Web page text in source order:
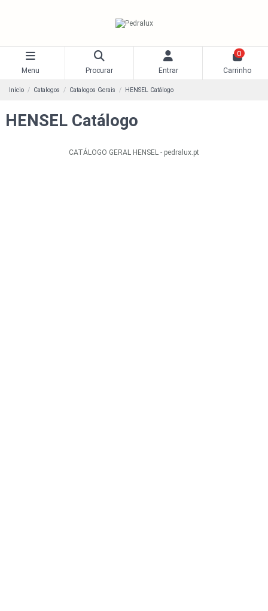
Menu Procurar Entrar
0
Carrinho
Início Catalogos Catalogos Gerais HENSEL Catálogo
HENSEL Catálogo
CATÁLOGO GERAL HENSEL - pedralux.pt